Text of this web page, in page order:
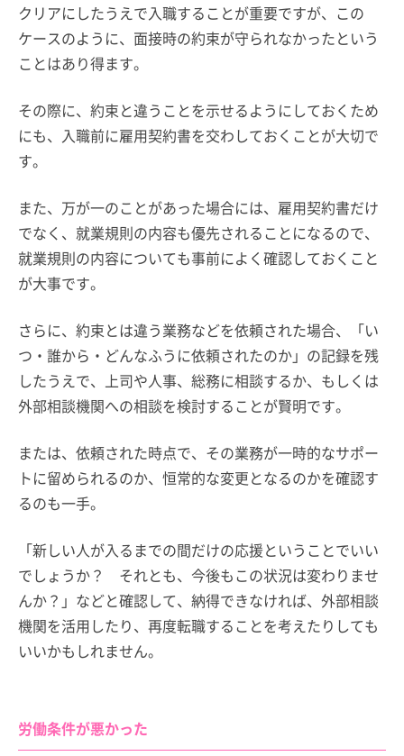
クリアにしたうえで入職することが重要ですが、この
ケースのように、面接時の約束が守られなかったという
ことはあり得ます。
その際に、約束と違うことを示せるようにしておくため
にも、入職前に雇用契約書を交わしておくことが大切で
す。
また、万が一のことがあった場合には、雇用契約書だけ
でなく、就業規則の内容も優先されることになるので、
就業規則の内容についても事前によく確認しておくこと
が大事です。
さらに、約束とは違う業務などを依頼された場合、「い
つ・誰から・どんなふうに依頼されたのか」の記録を残
したうえで、上司や人事、総務に相談するか、もしくは
外部相談機関への相談を検討することが賢明です。
または、依頼された時点で、その業務が一時的なサポー
トに留められるのか、恒常的な変更となるのかを確認す
るのも一手。
「新しい人が入るまでの間だけの応援ということでいい
でしょうか？ それとも、今後もこの状況は変わりませ
んか？」などと確認して、納得できなければ、外部相談
機関を活用したり、再度転職することを考えたりしても
いいかもしれません。
労働条件が悪かった